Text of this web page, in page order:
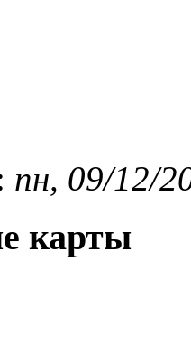
пн, 09/12/
карты